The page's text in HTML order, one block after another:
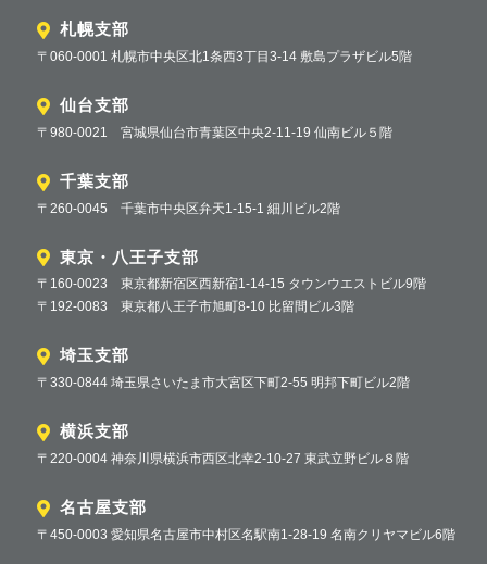
札幌支部
〒060-0001 札幌市中央区北1条西3丁目3-14 敷島プラザビル5階
仙台支部
〒980-0021 宮城県仙台市青葉区中央2-11-19 仙南ビル５階
千葉支部
〒260-0045 千葉市中央区弁天1-15-1 細川ビル2階
東京・八王子支部
〒160-0023 東京都新宿区西新宿1-14-15 タウンウエストビル9階
〒192-0083 東京都八王子市旭町8-10 比留間ビル3階
埼玉支部
〒330-0844 埼玉県さいたま市大宮区下町2-55 明邦下町ビル2階
横浜支部
〒220-0004 神奈川県横浜市西区北幸2-10-27 東武立野ビル８階
名古屋支部
〒450-0003 愛知県名古屋市中村区名駅南1-28-19 名南クリヤマビル6階